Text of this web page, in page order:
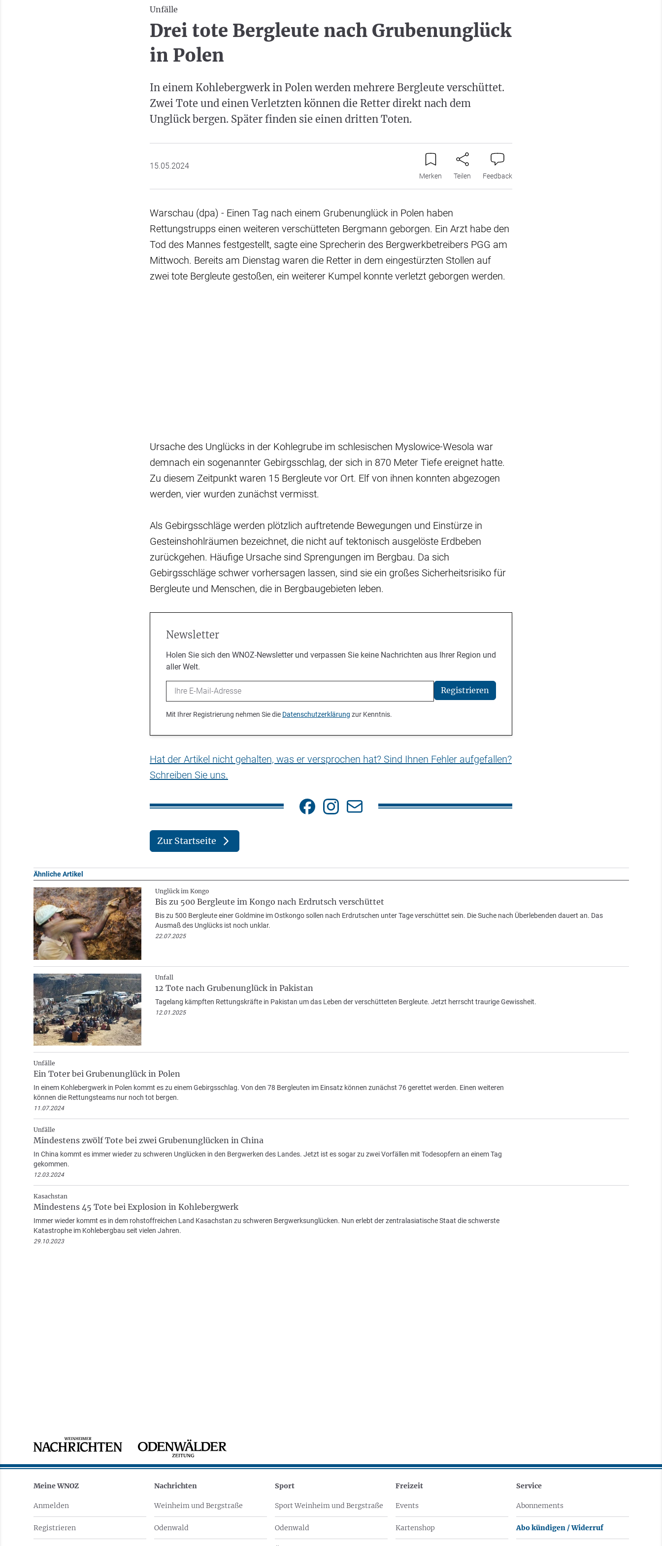
Unfälle
Drei tote Bergleute nach Grubenunglück
in Polen
In einem Kohlebergwerk in Polen werden mehrere Bergleute verschüttet.
Zwei Tote und einen Verletzten können die Retter direkt nach dem
Unglück bergen. Später finden sie einen dritten Toten.
15.05.2024
Merken Teilen Feedback
Warschau (dpa) - Einen Tag nach einem Grubenunglück in Polen haben
Rettungstrupps einen weiteren verschütteten Bergmann geborgen. Ein Arzt habe den
Tod des Mannes festgestellt, sagte eine Sprecherin des Bergwerkbetreibers PGG am
Mittwoch. Bereits am Dienstag waren die Retter in dem eingestürzten Stollen auf
zwei tote Bergleute gestoßen, ein weiterer Kumpel konnte verletzt geborgen werden.
Ursache des Unglücks in der Kohlegrube im schlesischen Myslowice-Wesola war
demnach ein sogenannter Gebirgsschlag, der sich in 870 Meter Tiefe ereignet hatte.
Zu diesem Zeitpunkt waren 15 Bergleute vor Ort. Elf von ihnen konnten abgezogen
werden, vier wurden zunächst vermisst.
Als Gebirgsschläge werden plötzlich auftretende Bewegungen und Einstürze in
Gesteinshohlräumen bezeichnet, die nicht auf tektonisch ausgelöste Erdbeben
zurückgehen. Häufige Ursache sind Sprengungen im Bergbau. Da sich
Gebirgsschläge schwer vorhersagen lassen, sind sie ein großes Sicherheitsrisiko für
Bergleute und Menschen, die in Bergbaugebieten leben.
Newsletter
Holen Sie sich den WNOZ-Newsletter und verpassen Sie keine Nachrichten aus Ihrer Region und
aller Welt.
Email Registrieren
Mit Ihrer Registrierung nehmen Sie die Datenschutzerklärung zur Kenntnis.
Hat der Artikel nicht gehalten, was er versprochen hat? Sind Ihnen Fehler aufgefallen?
Schreiben Sie uns.
Zur Startseite
Ähnliche Artikel
Unglück im Kongo
Bis zu 500 Bergleute im Kongo nach Erdrutsch verschüttet
Bis zu 500 Bergleute einer Goldmine im Ostkongo sollen nach Erdrutschen unter Tage verschüttet sein. Die Suche nach Überlebenden dauert an. Das
Ausmaß des Unglücks ist noch unklar.
22.07.2025
Unfall
12 Tote nach Grubenunglück in Pakistan
Tagelang kämpften Rettungskräfte in Pakistan um das Leben der verschütteten Bergleute. Jetzt herrscht traurige Gewissheit.
12.01.2025
Unfälle
Ein Toter bei Grubenunglück in Polen
In einem Kohlebergwerk in Polen kommt es zu einem Gebirgsschlag. Von den 78 Bergleuten im Einsatz können zunächst 76 gerettet werden. Einen weiteren
können die Rettungsteams nur noch tot bergen.
11.07.2024
Unfälle
Mindestens zwölf Tote bei zwei Grubenunglücken in China
In China kommt es immer wieder zu schweren Unglücken in den Bergwerken des Landes. Jetzt ist es sogar zu zwei Vorfällen mit Todesopfern an einem Tag
gekommen.
12.03.2024
Kasachstan
Mindestens 45 Tote bei Explosion in Kohlebergwerk
Immer wieder kommt es in dem rohstoffreichen Land Kasachstan zu schweren Bergwerksunglücken. Nun erlebt der zentralasiatische Staat die schwerste
Katastrophe im Kohlebergbau seit vielen Jahren.
29.10.2023
Meine WNOZ
Anmelden
Registrieren
Nachrichten
Weinheim und Bergstraße
Odenwald
Sport
Sport Weinheim und Bergstraße
Odenwald
Freizeit
Events
Kartenshop
Service
Abonnements
Abo kündigen / Widerruf